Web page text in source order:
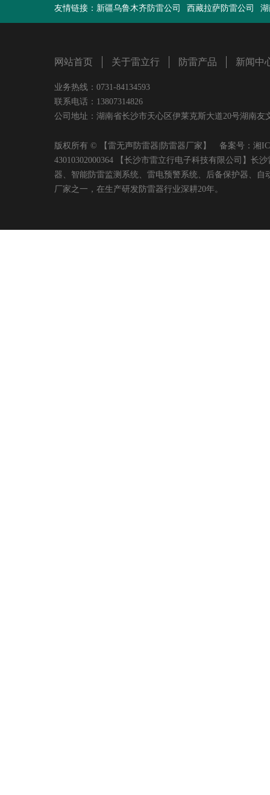
友情链接： 新疆乌鲁木齐防雷公司 西藏拉萨防雷公司
网站首页 关于雷立行 防雷产品 新闻中
业务热线：0731-84134593
联系电话：13807314826
公司地址：湖南省长沙市天心区伊莱克斯大道20号湖南
版权所有 © 【雷无声防雷器|防雷器厂家】 备案号： 湘
43010302000364 【长沙市雷立行电子科技有限公司】长
器、智能防雷监测系统、雷电预警系统、后备保护器、
厂家之一，在生产研发防雷器行业深耕20年。